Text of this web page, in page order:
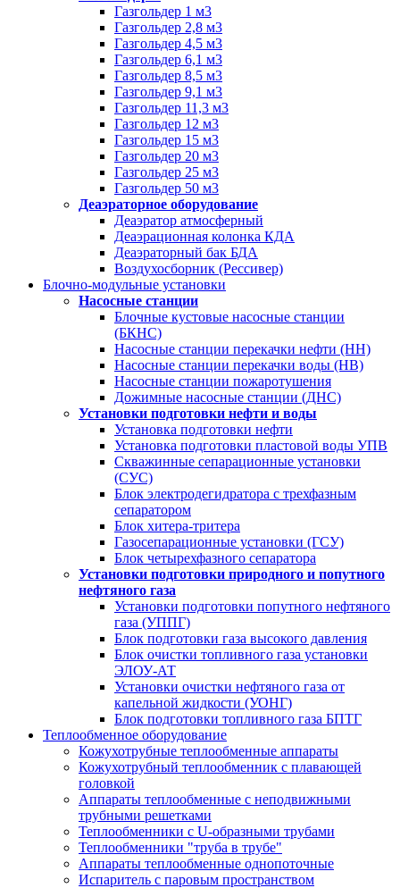
Газгольдер 1 м3
Газгольдер 2,8 м3
Газгольдер 4,5 м3
Газгольдер 6,1 м3
Газгольдер 8,5 м3
Газгольдер 9,1 м3
Газгольдер 11,3 м3
Газгольдер 12 м3
Газгольдер 15 м3
Газгольдер 20 м3
Газгольдер 25 м3
Газгольдер 50 м3
Деаэраторное оборудование
Деаэратор атмосферный
Деаэрационная колонка КДА
Деаэраторный бак БДА
Воздухосборник (Рессивер)
Блочно-модульные установки
Насосные станции
Блочные кустовые насосные станции
(БКНС)
Насосные станции перекачки нефти (НН)
Насосные станции перекачки воды (НВ)
Насосные станции пожаротушения
Дожимные насосные станции (ДНС)
Установки подготовки нефти и воды
Установка подготовки нефти
Установка подготовки пластовой воды УПВ
Скважинные сепарационные установки
(СУС)
Блок электродегидратора с трехфазным
сепаратором
Блок хитера-тритера
Газосепарационные установки (ГСУ)
Блок четырехфазного сепаратора
Установки подготовки природного и попутного
нефтяного газа
Установки подготовки попутного нефтяного
газа (УППГ)
Блок подготовки газа высокого давления
Блок очистки топливного газа установки
ЭЛОУ-АТ
Установки очистки нефтяного газа от
капельной жидкости (УОНГ)
Блок подготовки топливного газа БПТГ
Теплообменное оборудование
Кожухотрубные теплообменные аппараты
Кожухотрубный теплообменник с плавающей
головкой
Аппараты теплообменные с неподвижными
трубными решетками
Теплообменники с U-образными трубами
Теплообменники "труба в трубе"
Аппараты теплообменные однопоточные
Испаритель с паровым пространством